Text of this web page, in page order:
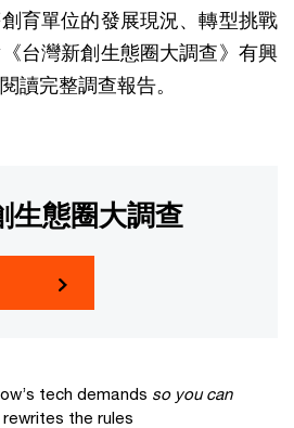
育單位的發展現況、轉型挑戰
台灣新創生態圈大調查》有興
讀完整調查報告。
生態圈大調查
tech demands so you can
the rules